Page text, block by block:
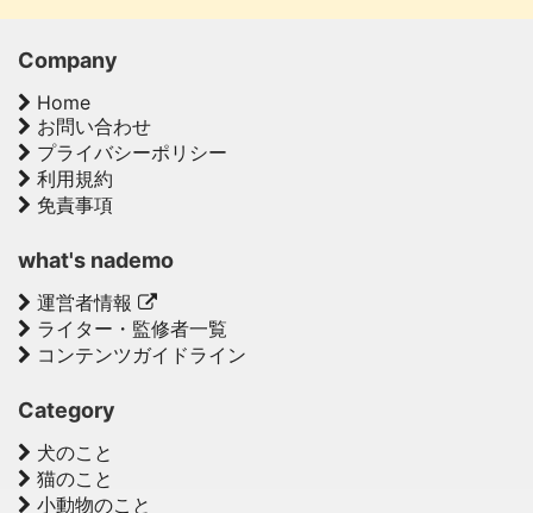
Company
Home
お問い合わせ
プライバシーポリシー
利用規約
免責事項
what's nademo
運営者情報
ライター・監修者一覧
コンテンツガイドライン
Category
犬のこと
猫のこと
小動物のこと